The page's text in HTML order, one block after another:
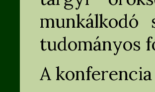
munkálkodó
tudományos
A